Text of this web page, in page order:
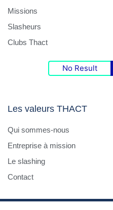
Missions
Slasheurs
Clubs Thact
No Result
Les valeurs THACT
Qui sommes-nous
Entreprise à mission
Le slashing
Contact